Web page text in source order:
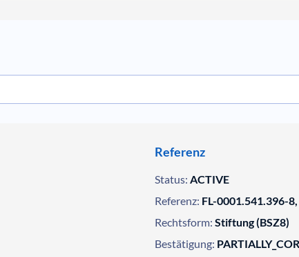
Referenz
Status: ACTIVE
Referenz: FL-0001.541.396-
Rechtsform: Stiftung (BSZ8)
Bestätigung: